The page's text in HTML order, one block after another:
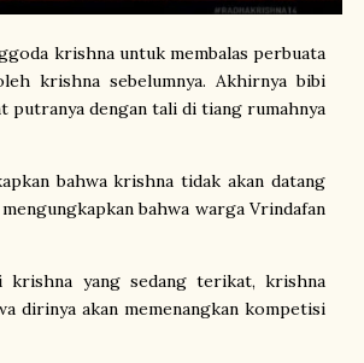
krishna untuk membalas perbuata
krishna sebelumnya. Akhirnya bibi
putranya dengan tali di tiang rumahnya
bahwa krishna tidak akan datang
bahwa warga Vrindafan
krishna yang sedang terikat, krishna
dirinya akan memenangkan kompetisi